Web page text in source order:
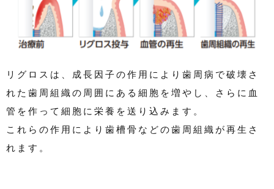
リグロスは、成長因子の作用により歯周病で破壊さ
れた歯周組織の周囲にある細胞を増やし、さらに血
管を作って細胞に栄養を送り込みます。
これらの作用により歯槽骨などの歯周組織が再生さ
れます。